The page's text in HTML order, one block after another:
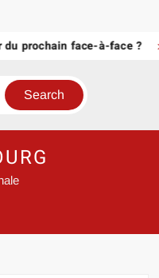
prochain face-à-face ?